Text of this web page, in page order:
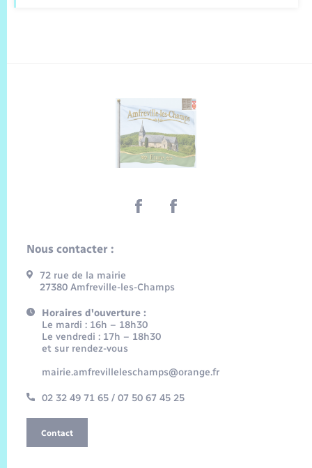
Nous contacter :
72 rue de la mairie
27380 Amfreville-les-Champs
Horaires d'ouverture :
Le mardi : 16h – 18h30
Le vendredi : 17h – 18h30
et sur rendez-vous
mairie.amfrevilleleschamps@orange.fr
02 32 49 71 65 / 07 50 67 45 25
Contact